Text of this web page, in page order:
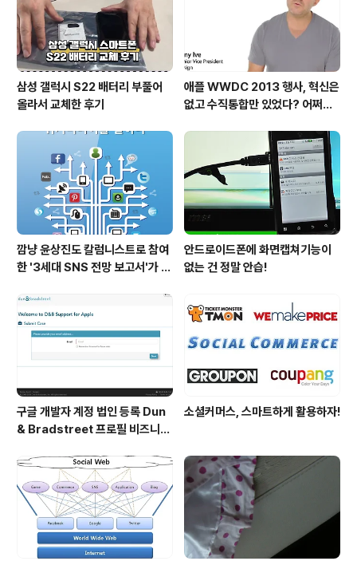
삼성 갤럭시 S22 배터리 부풀어
올라서 교체한 후기
애플 WWDC 2013 행사, 혁신은
없고 수직통합만 있었다? 어쩌면
깜냥 윤상진도 칼럼니스트로 참여
한 '3세대 SNS 전망 보고서'가 발
안드로이드폰에 화면캡쳐기능이
없는 건 정말 안습!
구글 개발자 계정 법인 등록 Dun
& Bradstreet 프로필 비즈니스
소셜커머스, 스마트하게 활용하자!